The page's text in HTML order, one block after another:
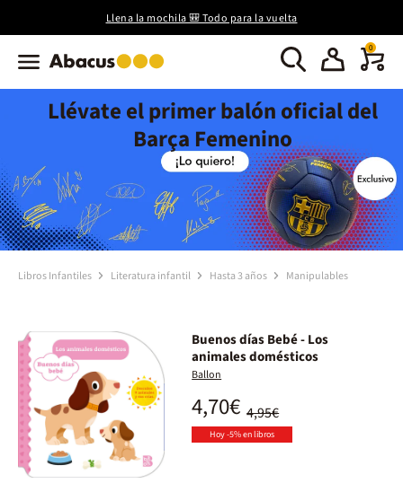
Llena la mochila 🎒 Todo para la vuelta
0
Llévate el primer balón oficial del
Barça Femenino
Libros Infantiles Literatura infantil Hasta 3 años Manipulables
Buenos días Bebé - Los
animales domésticos
Ballon
4,95€
4,70€
Hoy -5% en libros